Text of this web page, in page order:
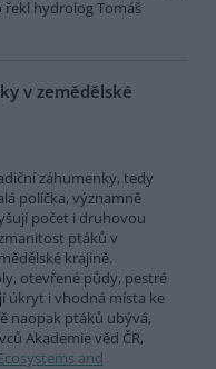
řekl hydrolog Tomáš
v zemědělské
záhumenky, tedy
políčka, významně
počet i druhovou
ptáků v
krajině.
otevřené půdy, pestré
úkryt i vhodná místa ke
naopak ptáků ubývá,
Akademie věd ČR,
and